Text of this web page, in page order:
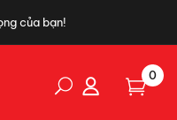
của bạn!
0